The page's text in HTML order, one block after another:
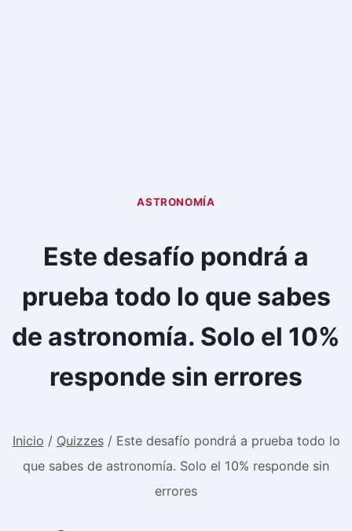
ASTRONOMÍA
Este desafío pondrá a
prueba todo lo que sabes
de astronomía. Solo el 10%
responde sin errores
Inicio / Quizzes / Este desafío pondrá a prueba todo lo
que sabes de astronomía. Solo el 10% responde sin
errores